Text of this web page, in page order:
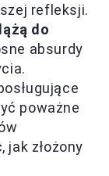
refleksji.
do
absurdy
poważne
jak złożony